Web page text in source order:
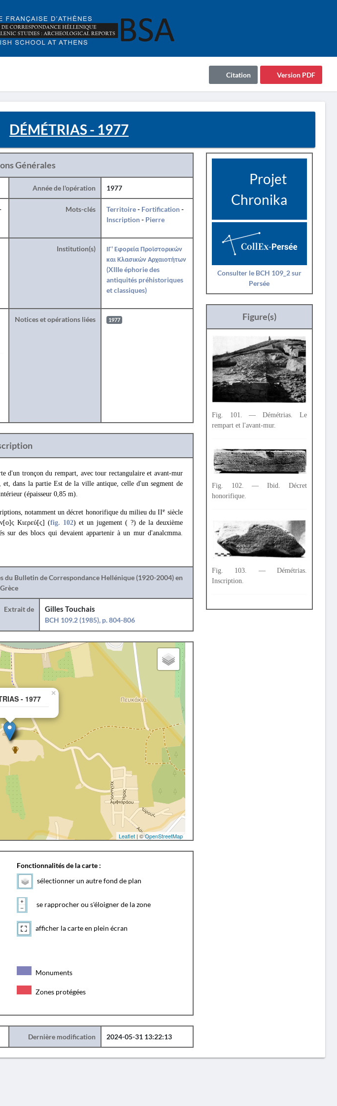
Version PDF
Citation
DÉMÉTRIAS - 1977
Générales
Année de l'opération 1977
Mots-clés Territoire- Fortification-
Inscription- Pierre
Institution(s)
ΙΓ' Εφορεία Προϊστορικών
και Κλασικών Αρχαιοτήτων
(XIIIe éphorie des
antiquités préhistoriques
et classiques)
Notices et opérations liées 1977
d'un tronçon du rempart, avec tour rectangulaire et avant-mur
dans la partie Est de la ville antique, celle d'un segment de
(épaisseur 0,85 m).
notamment un décret honorifique du milieu du IIe siècle
Κιερεύ[ς] (fig. 102) et un jugement ( ?) de la deuxième
sur des blocs qui devaient appartenir à un mur d'analcmma.
du Bulletin de Correspondance Hellénique (1920-2004) en
Grèce
Extrait de
Gilles Touchais
BCH 109.2 (1985), p. 804-806
- 1977
×
Leaflet| ©OpenStreetMap
Fonctionnalités de la carte :
sélectionner un autre fond de plan
se rapprocher ou s'éloigner de la zone
afficher la carte en plein écran
Monuments
Zones protégées
Dernière modification 2024-05-31 13:22:13
Projet
Chronika
Consulter le BCH 109_2 sur
Persée
Figure(s)
Fig. 101. — Démétrias. Le
rempart et l'avant-mur.
Fig. 102. — Ibid. Décret
honorifique.
Fig. 103. — Démétrias.
Inscription.